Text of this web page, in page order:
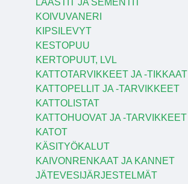
LAASTIT JA SEMENTIT
KOIVUVANERI
KIPSILEVYT
KESTOPUU
KERTOPUUT, LVL
KATTOTARVIKKEET JA -TIKKAAT
KATTOPELLIT JA -TARVIKKEET
KATTOLISTAT
KATTOHUOVAT JA -TARVIKKEET
KATOT
KÄSITYÖKALUT
KAIVONRENKAAT JA KANNET
JÄTEVESIJÄRJESTELMÄT